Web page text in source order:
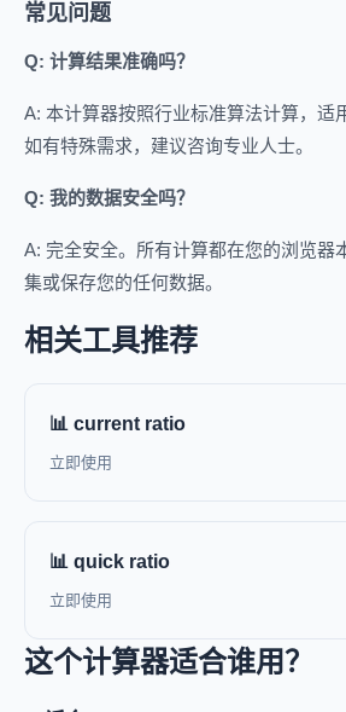
常见问题
Q: 计算结果准确吗？
A: 本计算器按照行业标准算法计算，适
如有特殊需求，建议咨询专业人士。
Q: 我的数据安全吗？
A: 完全安全。所有计算都在您的浏览器
集或保存您的任何数据。
相关工具推荐
📊 current ratio
立即使用
📊 quick ratio
立即使用
这个计算器适合谁用？